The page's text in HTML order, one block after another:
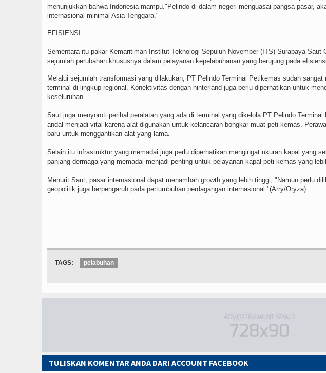
menunjukkan bahwa Indonesia mampu."Pelindo di dalam negeri menguasai pangsa pasar,
internasional minimal Asia Tenggara."
EFISIENSI
Sementara itu pakar Kemaritiman Institut Teknologi Sepuluh November (ITS) Surabaya Saut
sejumlah perubahan khususnya dalam pelayanan kepelabuhanan yang berujung pada efisiensi.
Melalui sejumlah transformasi yang dilakukan, PT Pelindo Terminal Petikemas sudah
terminal di lingkup regional. Konektivitas dengan hinterland juga perlu diperhatikan untuk
keseluruhan.
Saut juga menyoroti perihal peralatan yang ada di terminal yang dikelola PT Pelindo
andal menjadi vital karena alat digunakan untuk kelancaran bongkar muat peti kemas.
baru untuk menggantikan alat yang lama.
Selain itu infrastruktur yang memadai juga perlu diperhatikan mengingat ukuran kapal yang
panjang dermaga yang memadai menjadi penting untuk pelayanan kapal peti kemas yang
Menurit Saut, pasar internasional dapat menambah growth yang lebih tinggi, "Namun perlu
geopolitik juga berpengaruh pada pertumbuhan perdagangan internasional."(Arry/Oryza)
TAGS: pelabuhan
TULISKAN KOMENTAR ANDA DARI ACCOUNT FACEBOOK